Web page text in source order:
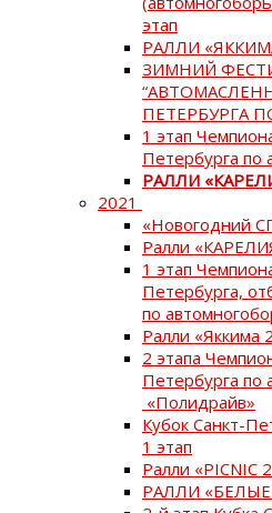
этап
РАЛЛИ
ЗИМНИЙ
ПЕТЕРБУРГА
1 этап
Петербурга по
РАЛЛИ
2021
«Новогодний
Ралли
1 этап
Петербурга,
по
Ралли «Яккима
2 этапа
Петербурга по
«Полидрайв»
Кубок Санкт-
1 этап
Ралли «PICNIC
РАЛЛИ